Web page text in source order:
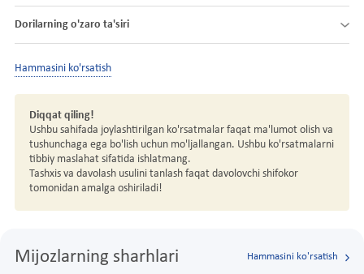
Dorilarning o'zaro ta'siri
Hammasini ko'rsatish
Diqqat qiling!
Ushbu sahifada joylashtirilgan ko'rsatmalar faqat ma'lumot olish va
tushunchaga ega bo'lish uchun mo'ljallangan. Ushbu ko'rsatmalarni
tibbiy maslahat sifatida ishlatmang.
Tashxis va davolash usulini tanlash faqat davolovchi shifokor
tomonidan amalga oshiriladi!
Mijozlarning sharhlari Hammasini ko'rsatish